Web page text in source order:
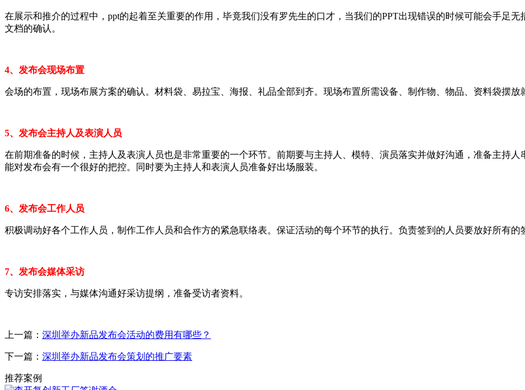
在展示和推介的过程中，ppt的起着至关重要的作用，毕竟我们没有罗先生的口才，当我们的PPT出现错误的时候可能会手足
文档的确认。
4、发布会现场布置
会场的布置，现场布展方案的确认。材料袋、易拉宝、海报、礼品全部到齐。现场布置所需设备、制作物、物品、资料袋摆放
5、发布会主持人及表演人员
在前期准备的时候，主持人及表演人员也是非常重要的一个环节。前期要与主持人、模特、演员落实并做好沟通，准备主持
能对发布会有一个很好的把控。同时要为主持人和表演人员准备好出场服装。
6、发布会工作人员
积极调动好各个工作人员，制作工作人员和合作方的紧急联络表。保证活动的每个环节的执行。负责签到的人员要放好所有的
7、发布会媒体采访
专访安排落实，与媒体沟通好采访提纲，准备受访者资料。
上一篇： 深圳举办新品发布会活动的费用有哪些？
下一篇： 深圳举办新品发布会策划的推广要素
推荐案例